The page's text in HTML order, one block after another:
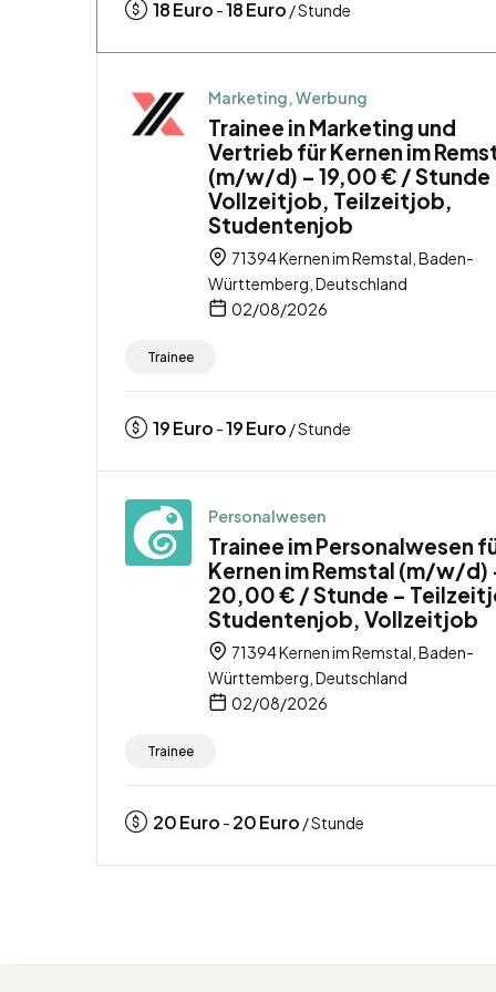
18Euro -18Euro / Stunde
Marketing, Werbung
Trainee in Marketing und
Vertrieb für Kernen im
(m/w/d) – 19,00 € / Stunde
Vollzeitjob, Teilzeitjob,
Studentenjob
71394 Kernen im Remstal, Baden-
Württemberg, Deutschland
02/08/2026
Trainee
19Euro -19Euro / Stunde
Personalwesen
Trainee im Personalwesen
Kernen im Remstal (m/w/d)
20,00 € / Stunde –
Studentenjob, Vollzeitjob
71394 Kernen im Remstal, Baden-
Württemberg, Deutschland
02/08/2026
Trainee
20Euro - 20Euro / Stunde